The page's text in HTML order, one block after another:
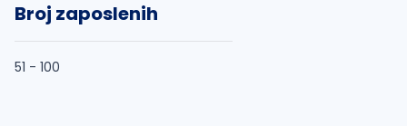
Broj zaposlenih
51 - 100